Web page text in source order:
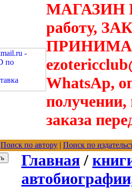
МАГАЗИН
работу,
WhatsAp,
получении,
заказа
Поиск по автору | Поиск по
Главная /